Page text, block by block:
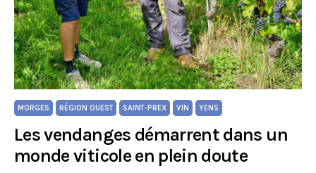
MORGES RÉGION OUEST SAINT-PREX VIN YENS
Les vendanges démarrent dans un
monde viticole en plein doute